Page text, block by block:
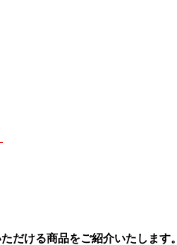
だける商品をご紹介いたします。